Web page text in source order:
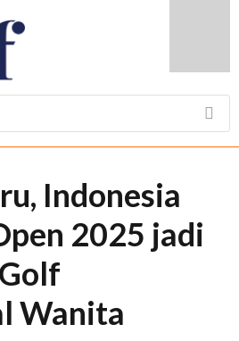
Indonesia
2025 jadi
Wanita